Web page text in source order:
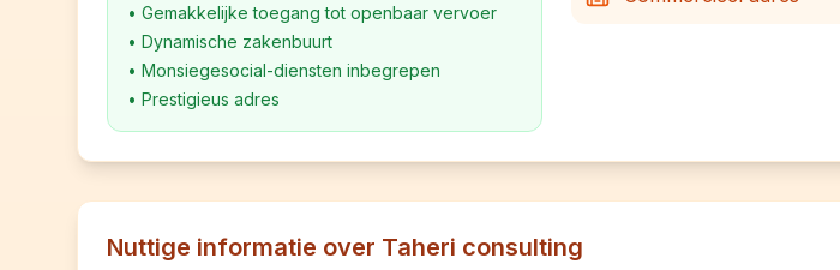
• Gemakkelijke toegang tot openbaar vervoer
• Dynamische zakenbuurt
• Monsiegesocial-diensten inbegrepen
• Prestigieus adres
Nuttige informatie over Taheri consulting